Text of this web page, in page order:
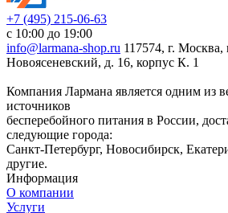
+7 (495) 215-06-63
с 10:00 до 19:00
info@larmana-shop.ru 117574, г. Москва,
Новоясеневский, д. 16, корпус К. 1
Компания Лармана является одним из
источников
бесперебойного питания в России,
следующие города:
Санкт-Петербург, Новосибирск,
другие.
Информация
О компании
Услуги